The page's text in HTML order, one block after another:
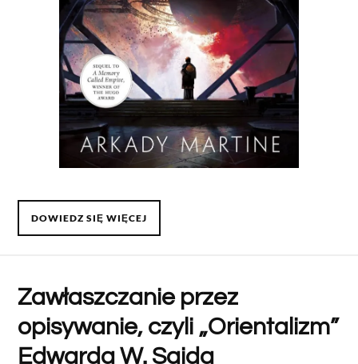
DOWIEDZ SIĘ WIĘCEJ
Zawłaszczanie przez
opisywanie, czyli „Orientalizm”
Edwarda W. Saida